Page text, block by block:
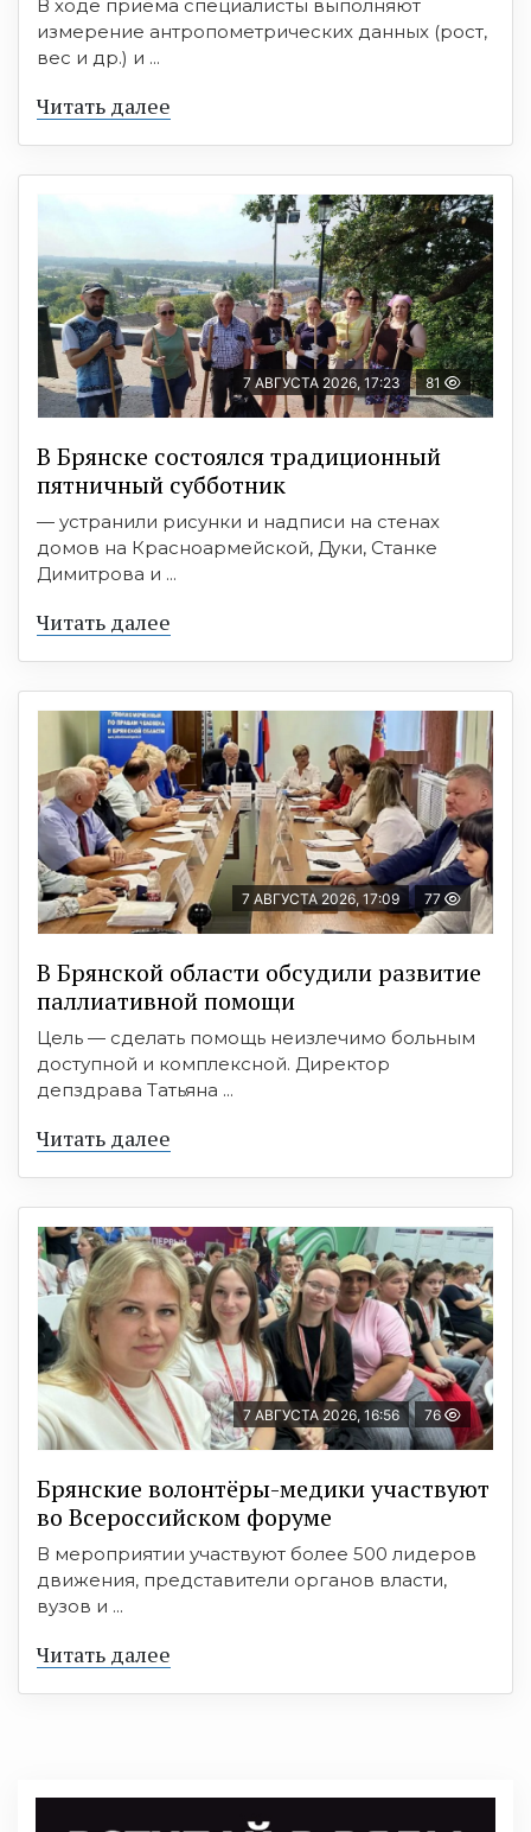
В ходе приёма специалисты выполняют
измерение антропометрических данных (рост,
вес и др.) и ...
Читать далее
7 АВГУСТА 2026, 17:23 81
В Брянске состоялся традиционный
пятничный субботник
— устранили рисунки и надписи на стенах
домов на Красноармейской, Дуки, Станке
Димитрова и ...
Читать далее
7 АВГУСТА 2026, 17:09 77
В Брянской области обсудили развитие
паллиативной помощи
Цель — сделать помощь неизлечимо больным
доступной и комплексной. Директор
депздрава Татьяна ...
Читать далее
7 АВГУСТА 2026, 16:56 76
Брянские волонтёры-медики участвуют
во Всероссийском форуме
В мероприятии участвуют более 500 лидеров
движения, представители органов власти,
вузов и ...
Читать далее